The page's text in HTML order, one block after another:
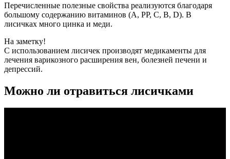
Перечисленные полезные свойства реализуются благодаря
большому содержанию витаминов (А, РР, С, В, D). В
лисичках много цинка и меди.
На заметку!
С использованием лисичек производят медикаменты для
лечения варикозного расширения вен, болезней печени и
депрессий.
Можно ли отравиться лисичками